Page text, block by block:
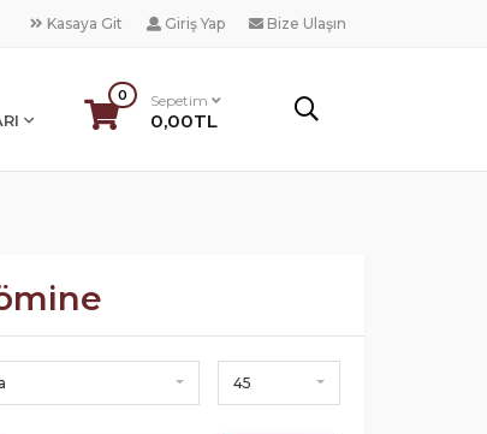
Kasaya Git Giriş Yap Bize Ulaşın
0 Sepetim
0,00TL
45